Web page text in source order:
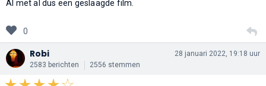
Al met al dus een geslaagde film.
0
Robi
2583 berichten 2556 stemmen
28 januari 2022, 19:18 uur